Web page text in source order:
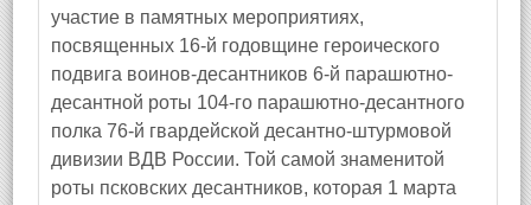
участие в памятных мероприятиях,
посвященных 16-й годовщине героического
подвига воинов-десантников 6-й парашютно-
десантной роты 104-го парашютно-десантного
полка 76-й гвардейской десантно-штурмовой
дивизии ВДВ России. Той самой знаменитой
роты псковских десантников, которая 1 марта